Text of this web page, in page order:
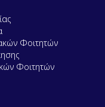
Φοιτητών
Φοιτητών